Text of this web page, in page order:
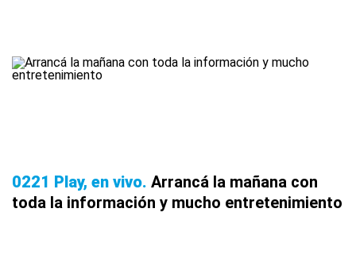
0221 Play, en vivo Arrancá la mañana con
toda la información y mucho entretenimiento